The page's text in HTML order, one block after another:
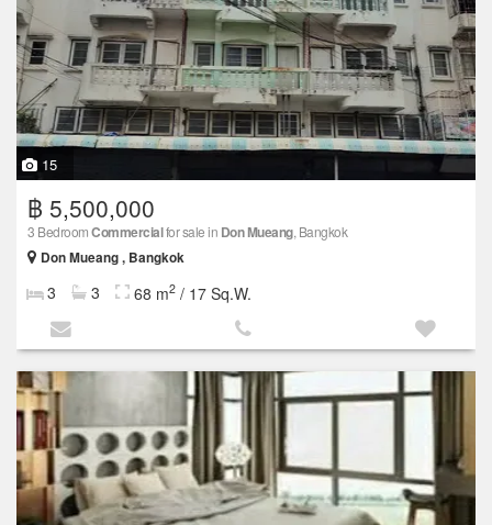
15
฿ 5,500,000
3 BedroomCommercialfor sale in Don Mueang, Bangkok
Don Mueang , Bangkok
3 3 68 m2 / 17 Sq.W.